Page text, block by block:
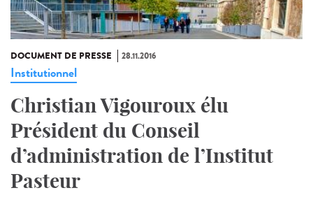
DOCUMENT DE PRESSE 28.11.2016
Institutionnel
Christian Vigouroux élu
Président du Conseil
d’administration de l’Institut
Pasteur